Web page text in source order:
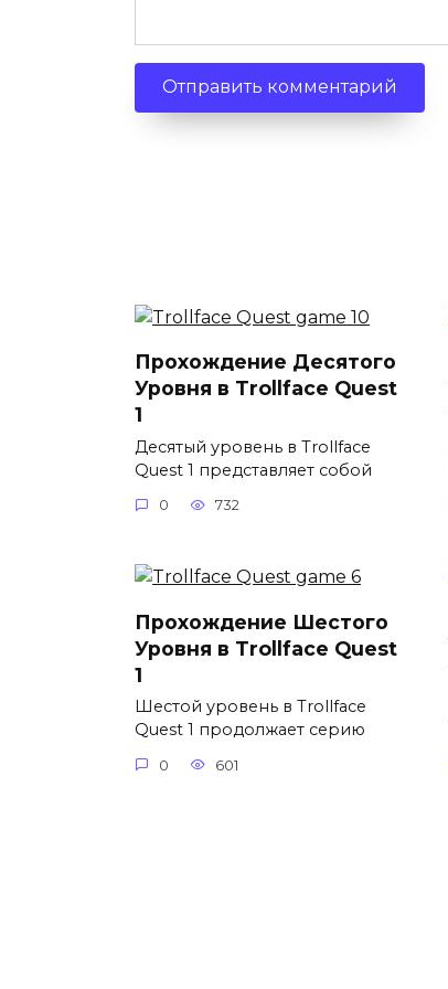
Прохождение Десятого
Уровня в Trollface Quest
1
Десятый уровень в Trollface
Quest 1 представляет собой
0 732
Прохождение Шестого
Уровня в Trollface Quest
1
Шестой уровень в Trollface
Quest 1 продолжает серию
0 601